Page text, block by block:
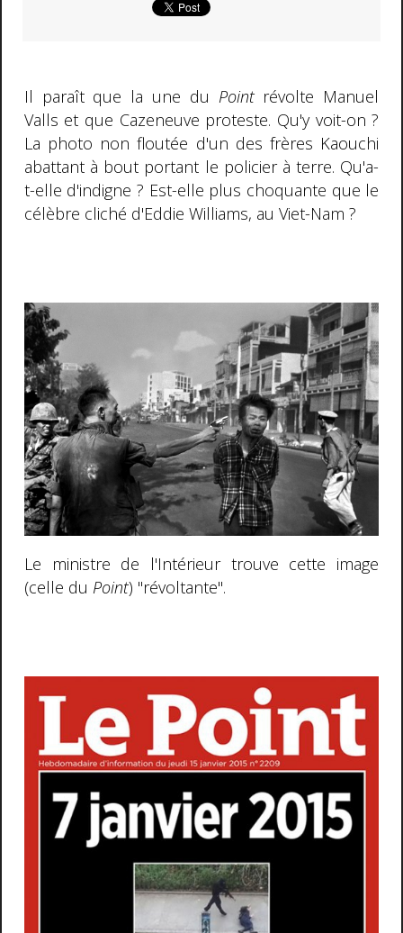
Il paraît que la une du Pointrévolte Manuel
Valls et que Cazeneuve proteste. Qu'y voit-on ?
La photo non floutée d'un des frères Kaouchi
abattant à bout portant le policier à terre. Qu'a-
t-elle d'indigne ? Est-elle plus choquante que le
célèbre cliché d'Eddie Williams, au Viet-Nam ?
Le ministre de l'Intérieur trouve cette image
(celle du Point) "révoltante".